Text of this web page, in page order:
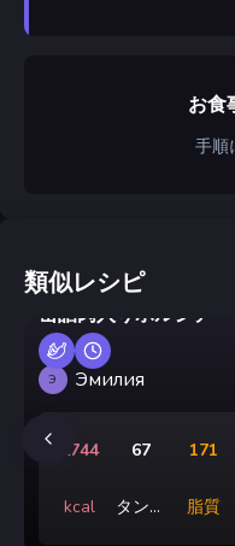
お食
手順
類似レシピ
缶詰肉入りボルシチ
Э Эмилия
2744
kcal
67
タンパ
171
脂質